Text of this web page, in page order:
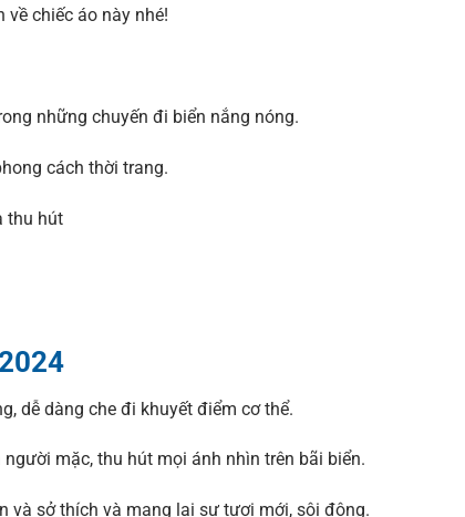
chiếc áo này nhé!
những chuyến đi biển nắng nóng.
cách thời trang.
thu hút
dễ dàng che đi khuyết điểm cơ thể.
mặc, thu hút mọi ánh nhìn trên bãi biển.
và sở thích và mang lại sự tươi mới, sôi động.